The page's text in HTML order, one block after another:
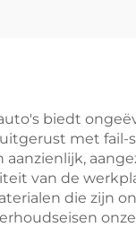
biedt
met
van de
die zijn